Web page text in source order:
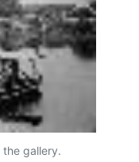
gallery.